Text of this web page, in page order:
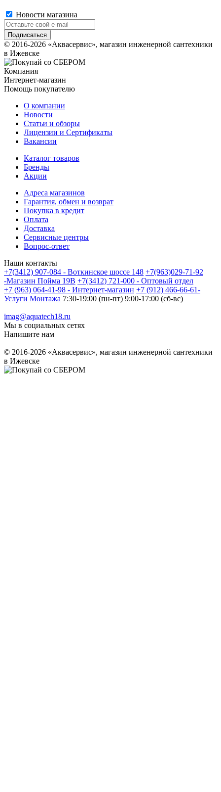
Новости магазина
© 2016-2026 «Аквасервис», магазин инженерной сантехники
в Ижевске
Компания
Интернет-магазин
Помощь покупателю
О компании
Новости
Статьи и обзоры
Лицензии и Сертификаты
Вакансии
Каталог товаров
Бренды
Акции
Адреса магазинов
Гарантия, обмен и возврат
Покупка в кредит
Оплата
Доставка
Сервисные центры
Вопрос-ответ
Наши контакты
+7(3412) 907-084 - Воткинское шоссе 148 +7(963)029-71-92
-Магазин Пойма 19В +7(3412) 721-000 - Оптовый отдел
+7 (963) 064-41-98 - Интернет-магазин +7 (912) 466-66-61-
Услуги Монтажа 7:30-19:00 (пн-пт) 9:00-17:00 (сб-вс)
imag@aquatech18.ru
Мы в социальных сетях
Напишите нам
© 2016-2026 «Аквасервис», магазин инженерной сантехники
в Ижевске